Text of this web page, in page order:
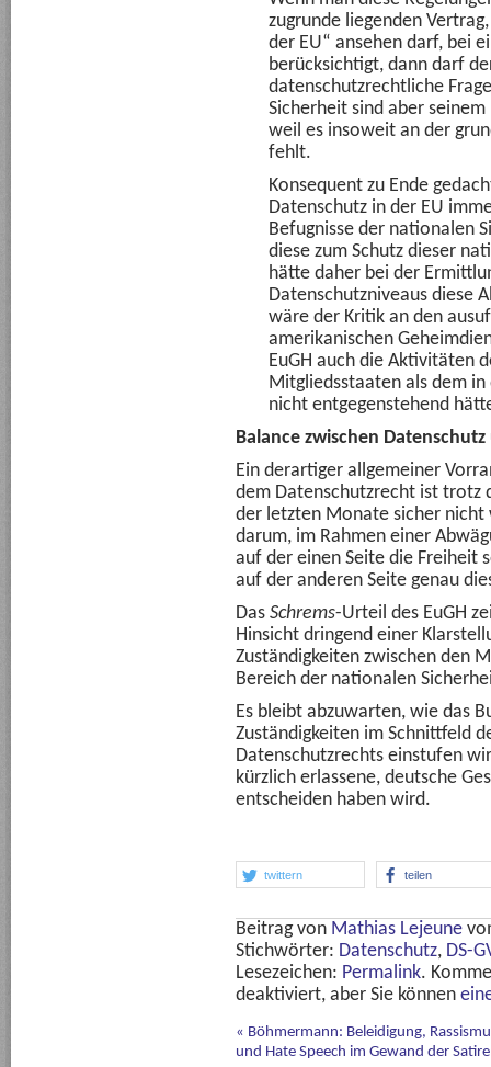
zugrunde liegenden
der EU“ ansehen darf, bei
berücksichtigt, dann darf
datenschutzrechtliche
Sicherheit sind aber
weil es insoweit an der
fehlt.
Konsequent zu Ende
Datenschutz in der EU
Befugnisse der nationalen
diese zum Schutz dieser
hätte daher bei der
Datenschutzniveaus diese
wäre der Kritik an den
amerikanischen
EuGH auch die Aktivitäten
Mitgliedsstaaten als dem
nicht entgegenstehend
Balance zwischen
Ein derartiger allgemeiner
dem Datenschutzrecht ist trotz
der letzten Monate sicher nicht
darum, im Rahmen einer
auf der einen Seite die Freiheit
auf der anderen Seite genau
Das Schrems-Urteil des EuGH
Hinsicht dringend einer
Zuständigkeiten zwischen den
Bereich der nationalen
Es bleibt abzuwarten, wie das
Zuständigkeiten im Schnittfeld
Datenschutzrechts einstufen
kürzlich erlassene, deutsche
entscheiden haben wird.
twittern teilen
Beitrag von Mathias Lejeune
Stichwörter: Datenschutz, DS-
Lesezeichen: Permalink.
deaktiviert, aber Sie können
« Böhmermann: Beleidigung,
und Hate Speech im Gewand der Satire